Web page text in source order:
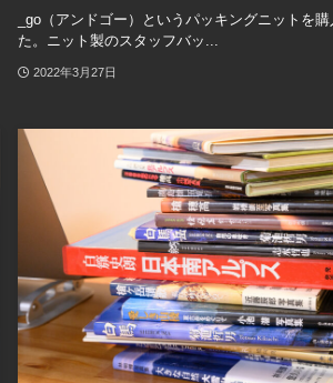
_go（アンドゴー）というパッキングニットを購
た。ニット製のスタッフバッ...
2022年3月27日